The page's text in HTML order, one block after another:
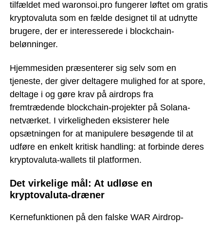
tilfældet med waronsoi.pro fungerer løftet om gratis
kryptovaluta som en fælde designet til at udnytte
brugere, der er interesserede i blockchain-
belønninger.
Hjemmesiden præsenterer sig selv som en
tjeneste, der giver deltagere mulighed for at spore,
deltage i og gøre krav på airdrops fra
fremtrædende blockchain-projekter på Solana-
netværket. I virkeligheden eksisterer hele
opsætningen for at manipulere besøgende til at
udføre en enkelt kritisk handling: at forbinde deres
kryptovaluta-wallets til platformen.
Det virkelige mål: At udløse en
kryptovaluta-dræner
Kernefunktionen på den falske WAR Airdrop-